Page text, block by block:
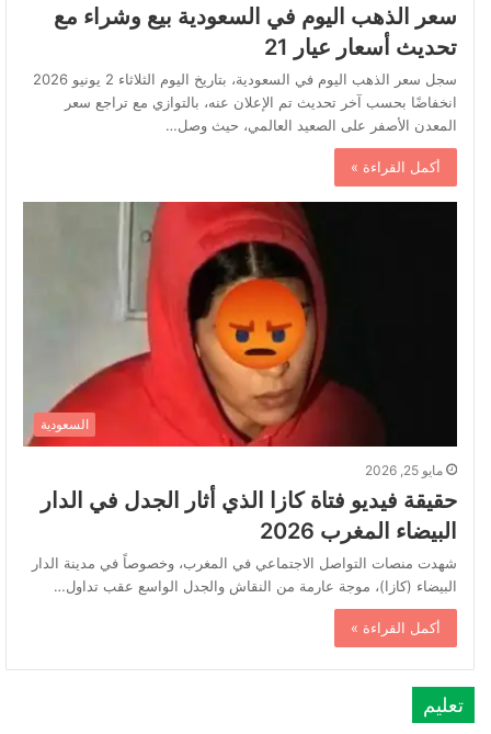
سعر الذهب اليوم في السعودية بيع وشراء مع
تحديث أسعار عيار 21
سجل سعر الذهب اليوم في السعودية، بتاريخ اليوم الثلاثاء 2 يونيو 2026
انخفاضًا بحسب آخر تحديث تم الإعلان عنه، بالتوازي مع تراجع سعر
المعدن الأصفر على الصعيد العالمي، حيث وصل…
أكمل القراءة »
السعودية
مايو 25, 2026
حقيقة فيديو فتاة كازا الذي أثار الجدل في الدار
البيضاء المغرب 2026
شهدت منصات التواصل الاجتماعي في المغرب، وخصوصاً في مدينة الدار
البيضاء (كازا)، موجة عارمة من النقاش والجدل الواسع عقب تداول…
أكمل القراءة »
تعليم